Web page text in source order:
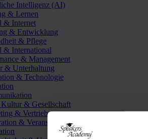
Intelligenz (AI)
& Lernen
& Internet
& Entwicklung
& Pflege
& International
& Management
& Unterhaltung
& Technologie
& Gesellschaft
& Vertrieb
& Veranstaltungsleitung